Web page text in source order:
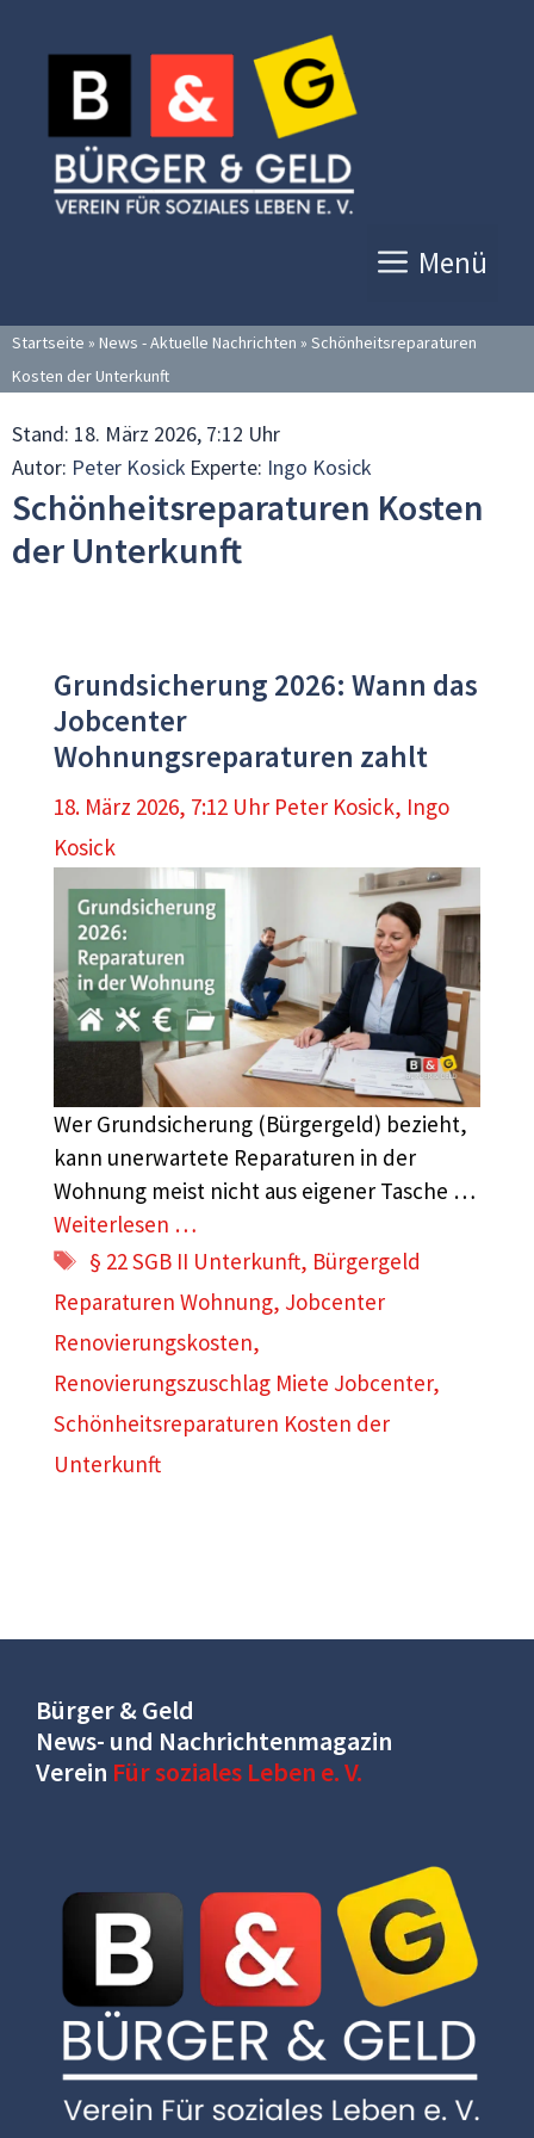
Inhalt
springen
Menü
Startseite » News - Aktuelle Nachrichten » Schönheitsreparaturen
Kosten der Unterkunft
Stand: 18. März 2026, 7:12 Uhr
Autor: Peter Kosick Experte: Ingo Kosick
Schönheitsreparaturen Kosten
der Unterkunft
Grundsicherung 2026: Wann das
Jobcenter
Wohnungsreparaturen zahlt
18. März 2026, 7:12 Uhr Peter Kosick, Ingo
Kosick
Wer Grundsicherung (Bürgergeld) bezieht,
kann unerwartete Reparaturen in der
Wohnung meist nicht aus eigener Tasche …
Weiterlesen …
Schlagwörter
§ 22 SGB II Unterkunft, Bürgergeld
Reparaturen Wohnung, Jobcenter
Renovierungskosten,
Renovierungszuschlag Miete Jobcenter,
Schönheitsreparaturen Kosten der
Unterkunft
Bürger & Geld
News- und Nachrichtenmagazin
Verein Für soziales Leben e. V.